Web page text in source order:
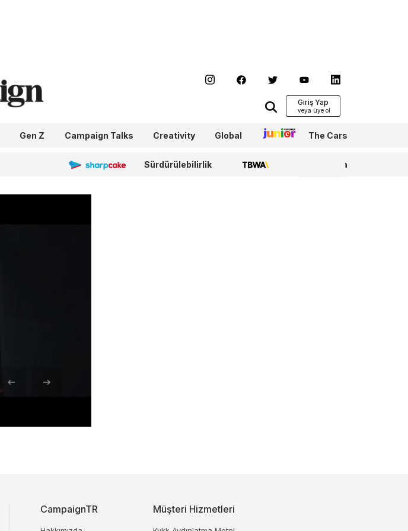
Giriş Yap
Gen Z Campaign Talks Creativity Global Junior The Cars
Sharpcake Sürdürülebilirlik TBWA WPP Media
CampaignTR Müşteri Hizmetleri